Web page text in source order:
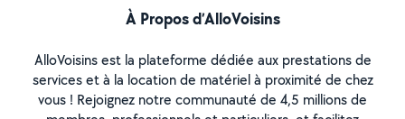
À Propos d’AlloVoisins
AlloVoisins est la plateforme dédiée aux prestations de
services et à la location de matériel à proximité de chez
vous ! Rejoignez notre communauté de 4,5 millions de